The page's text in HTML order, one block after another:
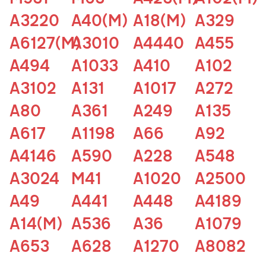
A3220 A40(M) A18(M) A329
A6127(M)A3010 A4440 A455
A494
A1033 A410
A102
A3102
A131 A1017
A272
A80
A361 A249
A135
A617
A1198 A66
A92
A4146
A590 A228
A548
A3024
M41 A1020
A2500
A49
A441 A448
A4189
A14(M) A536 A36
A1079
A653
A628 A1270
A8082